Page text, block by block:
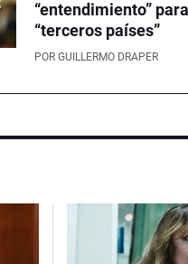
“entendimiento”
“terceros países”
POR GUILLERMO DRAPER